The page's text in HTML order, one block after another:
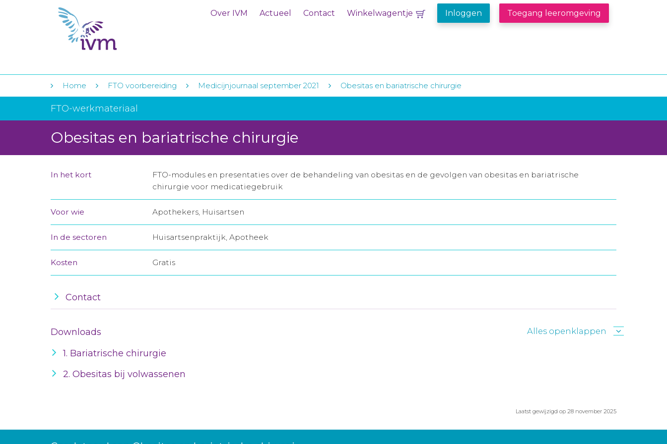
Over IVM Actueel Contact Winkelwagentje Inloggen Toegang leeromgeving
Home FTO voorbereiding Medicijnjournaal september 2021 Obesitas en bariatrische chirurgie
FTO-werkmateriaal
Obesitas en bariatrische chirurgie
In het kort
FTO-modules en presentaties over de behandeling van obesitas en de gevolgen van obesitas en bariatrische
chirurgie voor medicatiegebruik
Voor wie Apothekers, Huisartsen
In de sectoren Huisartsenpraktijk, Apotheek
Kosten Gratis
Contact
Downloads Alles openklappen
1. Bariatrische chirurgie
2. Obesitas bij volwassenen
Laatst gewijzigd op 28 november 2025